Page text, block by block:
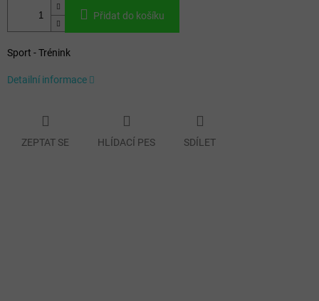
Přidat do košíku
Sport - Trénink
Detailní informace
ZEPTAT SE HLÍDACÍ PES SDÍLET